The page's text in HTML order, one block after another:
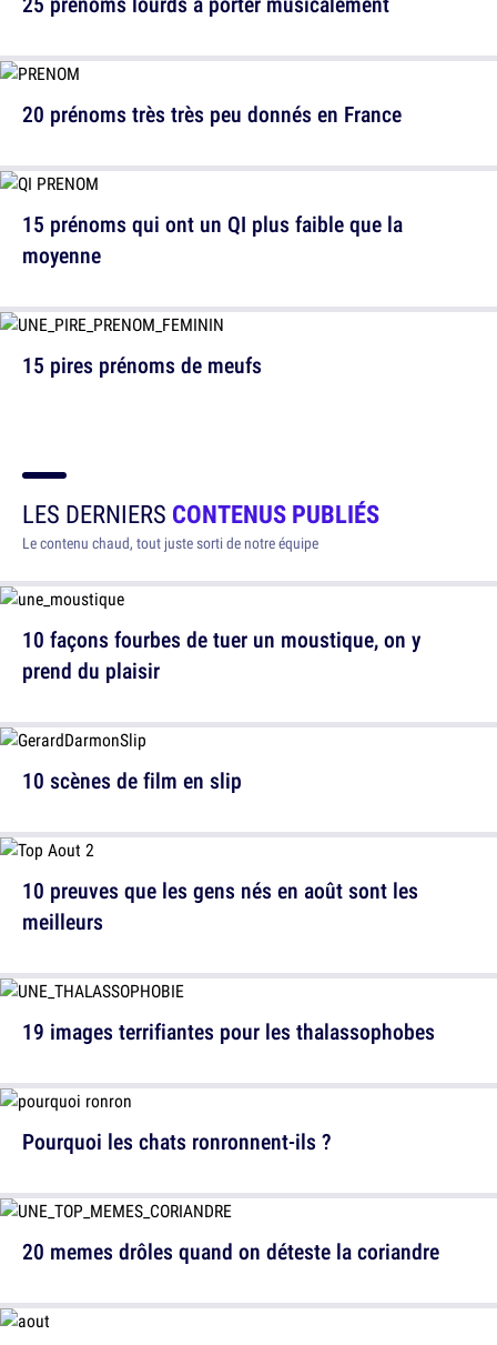
20 prénoms très très peu donnés en France
15 pires prénoms de meufs
15 prénoms qui ont un QI plus faible que la
moyenne
LES DERNIERS CONTENUS PUBLIÉS
Le contenu chaud, tout juste sorti de notre équipe
10 façons fourbes de tuer un moustique, on y
prend du plaisir
10 preuves que les gens nés en août sont les
meilleurs
Pourquoi les chats ronronnent-ils ?
10 scènes de film en slip
19 images terrifiantes pour les thalassophobes
20 memes drôles quand on déteste la coriandre